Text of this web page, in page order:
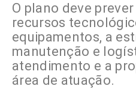
O plano deve
recursos
equipamentos, a
manutenção e
atendimento e a
área de atuação.